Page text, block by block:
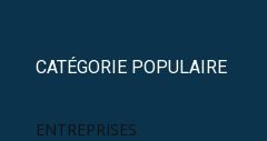
CATÉGORIE POPULAIRE
ENTREPRISES